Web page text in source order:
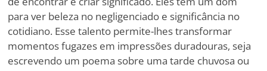
para ver beleza no negligenciado e significância no
cotidiano. Esse talento permite-lhes transformar
momentos fugazes em impressões duradouras, seja
escrevendo um poema sobre uma tarde chuvosa ou